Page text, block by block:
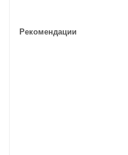
Рекомендации